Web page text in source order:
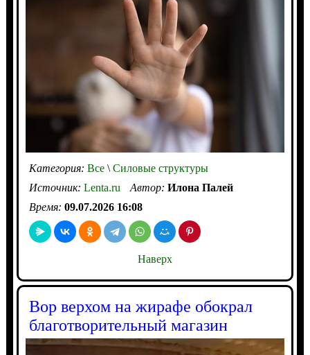
Категория: Все\Силовые структуры
Источник: Lenta.ru Автор: Илона Палей
Время: 09.07.2026 16:08
Наверх
Вор верхом на жирафе обокрал
благотворительный магазин